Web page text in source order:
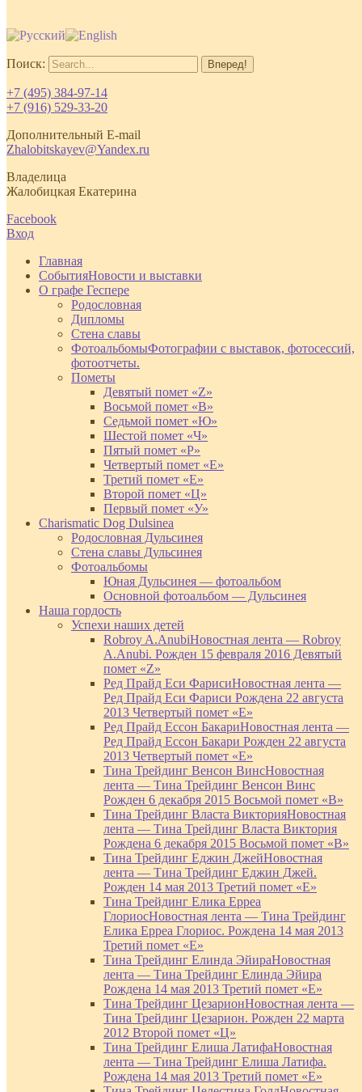
Поиск:
+7 (495) 384-97-14
+7 (916) 529-33-20
Дополнительный E-mail
Zhalobitskayev@Yandex.ru
Владелица
Жалобицкая Екатерина
Facebook
Вход
Главная
СобытияНовости и выставки
О графе Геспере
Родословная
Дипломы
Стена славы
ФотоальбомыФотографии с выставок, фотосессий,
фотоотчеты.
Пометы
Девятый помет «Z»
Восьмой помет «В»
Седьмой помет «Ю»
Шестой помет «Ч»
Пятый помет «Р»
Четвертый помет «Е»
Третий помет «Е»
Второй помет «Ц»
Первый помет «У»
Charismatic Dog Dulsinea
Родословная Дульсинея
Стена славы Дульсинея
Фотоальбомы
Юная Дульсинея — фотоальбом
Основной фотоальбом — Дульсинея
Наша гордость
Успехи наших детей
Robroy A.AnubiНовостная лента — Robroy
A.Anubi. Рожден 15 февраля 2016 Девятый
помет «Z»
Ред Прайд Еси ФарисиНовостная лента —
Ред Прайд Еси Фариси Рождена 22 августа
2013 Четвертый помет «Е»
Ред Прайд Ессон БакариНовостная лента —
Ред Прайд Ессон Бакари Рожден 22 августа
2013 Четвертый помет «Е»
Тина Трейдинг Венсон ВинсНовостная
лента — Тина Трейдинг Венсон Винс
Рожден 6 декабря 2015 Восьмой помет «В»
Тина Трейдинг Власта ВикторияНовостная
лента — Тина Трейдинг Власта Виктория
Рождена 6 декабря 2015 Восьмой помет «В»
Тина Трейдинг Еджин ДжейНовостная
лента — Тина Трейдинг Еджин Джей.
Рожден 14 мая 2013 Третий помет «Е»
Тина Трейдинг Елика Ерреа
ГлориосНовостная лента — Тина Трейдинг
Елика Ерреа Глориос. Рождена 14 мая 2013
Третий помет «Е»
Тина Трейдинг Елинда ЭйираНовостная
лента — Тина Трейдинг Елинда Эйира
Рождена 14 мая 2013 Третий помет «Е»
Тина Трейдинг ЦезарионНовостная лента —
Тина Трейдинг Цезарион. Рожден 22 марта
2012 Второй помет «Ц»
Тина Трейдинг Елиша ЛатифаНовостная
лента — Тина Трейдинг Елиша Латифа.
Рождена 14 мая 2013 Третий помет «Е»